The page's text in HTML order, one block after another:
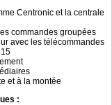
Centronic et la centrale
commandes groupées
avec les télécommandes
et à la montée
: